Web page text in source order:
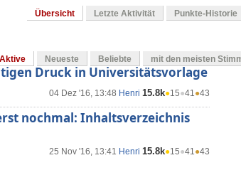
Übersicht Letzte Aktivität Punkte-Historie
Aktive Neueste Beliebte mit den meisten
Druck in Universitätsvorlage
04 Dez '16, 13:48 Henri 15.8k●15●41●43
nochmal: Inhaltsverzeichnis
25 Nov '16, 13:41 Henri 15.8k●15●41●43